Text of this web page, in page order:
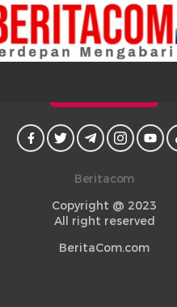
Beritacom
Copyright @ 2023
All right reserved
BeritaCom.com